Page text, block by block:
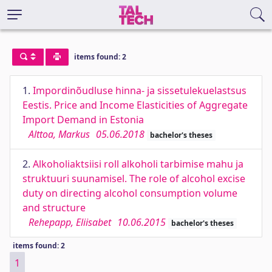
items found: 2
1. Impordinõudluse hinna- ja sissetulekuelastsus
Eestis. Price and Income Elasticities of Aggregate
Import Demand in Estonia
Alttoa, Markus 05.06.2018 bachelor's theses
2. Alkoholiaktsiisi roll alkoholi tarbimise mahu ja
struktuuri suunamisel. The role of alcohol excise
duty on directing alcohol consumption volume
and structure
Rehepapp, Eliisabet 10.06.2015 bachelor's theses
items found: 2
1